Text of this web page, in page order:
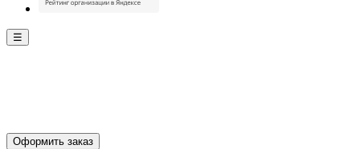
☰
Оформить заказ